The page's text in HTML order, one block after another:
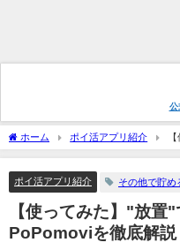
公
ホーム ポイ活アプリ紹介
PoPomoviを徹底解説！
ポイ活アプリ紹介 その他で貯め
【使ってみた】"放置
PoPomoviを徹底解説